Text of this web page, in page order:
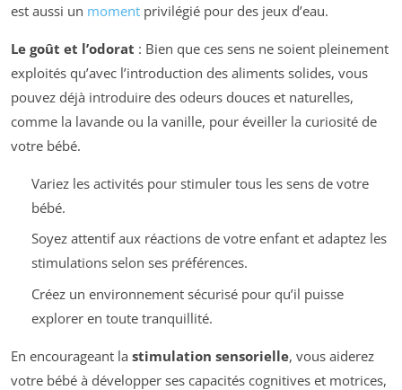
est aussi un moment privilégié pour des jeux d’eau.
Le goût et l’odorat : Bien que ces sens ne soient pleinement
exploités qu’avec l’introduction des aliments solides, vous
pouvez déjà introduire des odeurs douces et naturelles,
comme la lavande ou la vanille, pour éveiller la curiosité de
votre bébé.
Variez les activités pour stimuler tous les sens de votre
bébé.
Soyez attentif aux réactions de votre enfant et adaptez les
stimulations selon ses préférences.
Créez un environnement sécurisé pour qu’il puisse
explorer en toute tranquillité.
En encourageant la stimulation sensorielle, vous aiderez
votre bébé à développer ses capacités cognitives et motrices,